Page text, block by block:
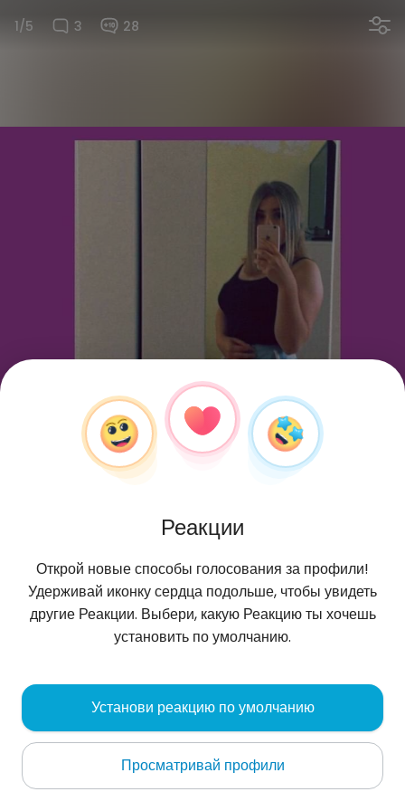
1/5 3 28
Kasia , 26
Filandia
Oбо мне
Реакции
Открой новые способы голосования за профили!
Удерживай иконку сердца подольше, чтобы увидеть
другие Реакции. Выбери, какую Реакцию ты хочешь
установить по умолчанию.
Установи реакцию по умолчанию
Просматривай профили